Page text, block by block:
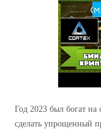
Год 2023 был богат на
сделать упрощенный